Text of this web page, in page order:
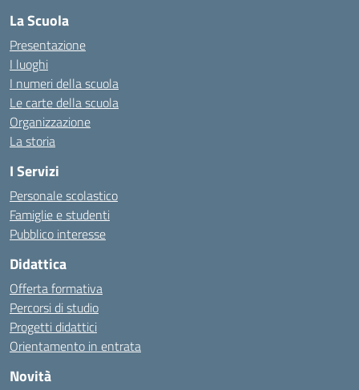
La Scuola
Presentazione
I luoghi
I numeri della scuola
Le carte della scuola
Organizzazione
La storia
I Servizi
Personale scolastico
Famiglie e studenti
Pubblico interesse
Didattica
Offerta formativa
Percorsi di studio
Progetti didattici
Orientamento in entrata
Novità